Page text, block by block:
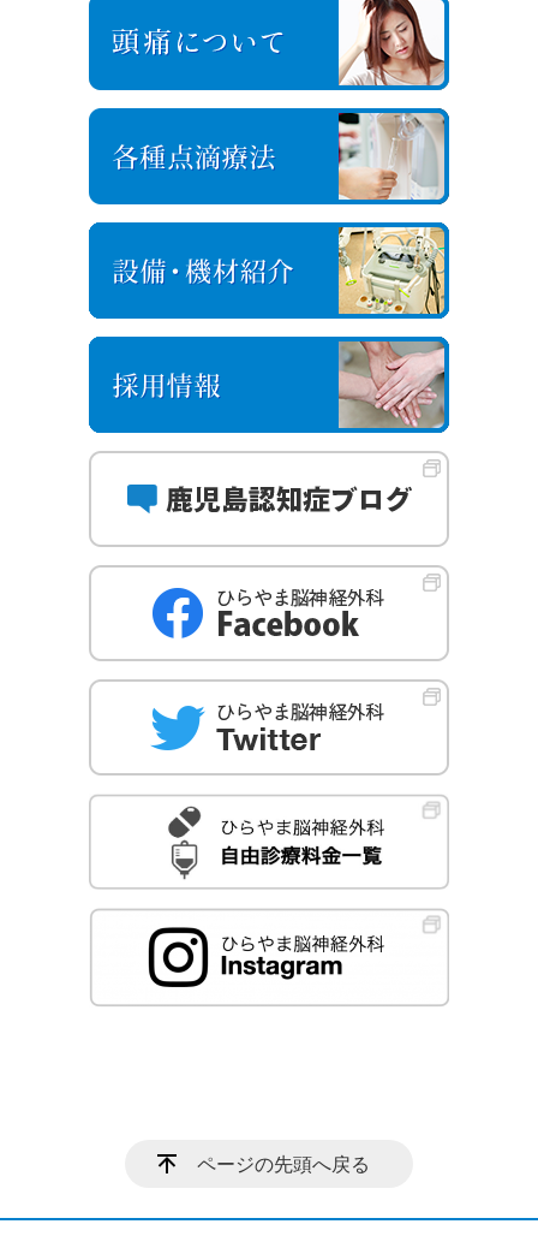
ページの先頭へ戻る